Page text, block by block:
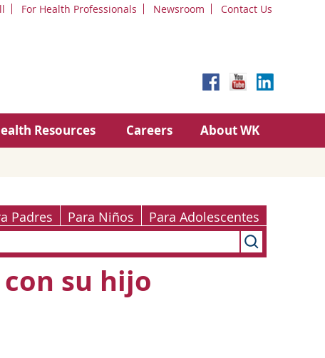
For Health Professionals Newsroom Contact Us
Resources Careers About WK
Padres Para Niños Para Adolescentes
su hijo